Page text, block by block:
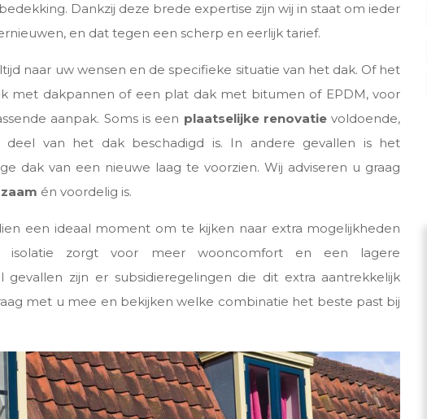
Dankzij deze brede expertise zijn wij in staat om ieder
en dat tegen een scherp en eerlijk tarief.
naar uw wensen en de specifieke situatie van het dak. Of het
met dakpannen of een plat dak met bitumen of EPDM, voor
aanpak. Soms is een plaatselijke renovatie voldoende,
deel van het dak beschadigd is. In andere gevallen is het
dak van een nieuwe laag te voorzien. Wij adviseren u graag
én voordelig is.
een ideaal moment om te kijken naar extra mogelijkheden
isolatie zorgt voor meer wooncomfort en een lagere
gevallen zijn er subsidieregelingen die dit extra aantrekkelijk
met u mee en bekijken welke combinatie het beste past bij